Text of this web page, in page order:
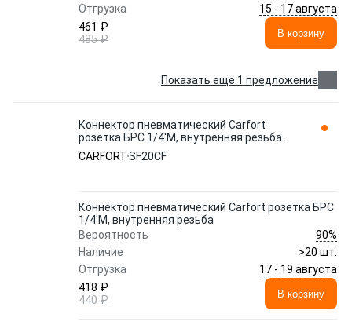
Отгрузка
15 - 17 августа
461 ₽
485 ₽
В корзину
Показать еще 1 предложение
Коннектор пневматический Carfort
розетка БРС 1/4'M, внутренняя резьба
SF20CF
CARFORTSF20CF
Коннектор пневматический Carfort розетка БРС
1/4'M, внутренняя резьба
Вероятность
90%
Наличие
>20 шт.
Отгрузка
17 - 19 августа
418 ₽
440 ₽
В корзину